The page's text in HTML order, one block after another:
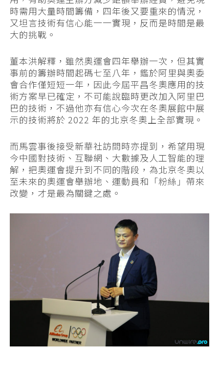
時需用大量時間籌備，四年後又要重來的情況，
又坦言技術有信心能一一實現，反而是時間是最
大的挑戰。
董本洪解釋，雖然奧運會四年舉辦一次，但其實
事前的籌辦時間起碼七至八年，鑑於阿里與奧委
會合作僅短短一年，因此今屆平昌冬奧應用的技
術方案早已確定，不可能說臨時更改加入阿里巴
巴的技術，不過他亦有信心今次在冬奧展館中展
示的技術將於 2022 年的北京冬奧上全部實現。
而馬雲事後接受新華社訪問時亦提到，希望用現
今中國對技術、互聯網、大數據及人工智能的理
解，把奧運會提升到不同的階段，為北京冬奧以
至未來的奧運會舉辦地、運動員和「粉絲」帶來
改變，才是最為關鍵之處。